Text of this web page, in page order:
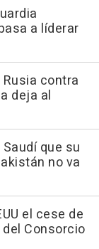
a líderar
contra
deja al
que su
no va
el cese de
Consorcio